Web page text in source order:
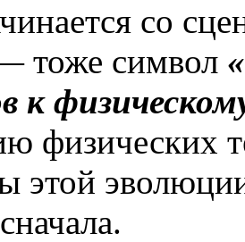
со
тоже символ
к
физических
этой